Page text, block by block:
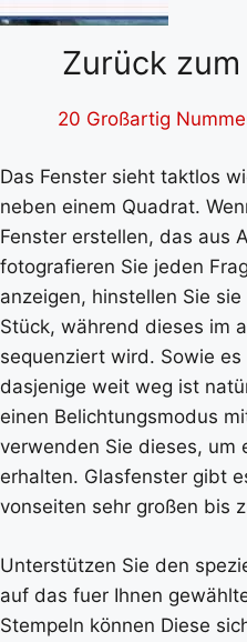
Zurück
20 Großartig
Das Fenster sieht taktlos
neben einem Quadrat.
Fenster erstellen, das aus
fotografieren Sie jeden
anzeigen, hinstellen Sie
Stück, während dieses im
sequenziert wird. Sowie
dasjenige weit weg ist
einen Belichtungsmodus
verwenden Sie dieses, um
erhalten. Glasfenster gibt
vonseiten sehr großen bis
Unterstützen Sie den
auf das fuer Ihnen
Stempeln können Diese